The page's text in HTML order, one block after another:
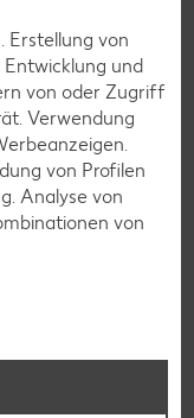
Erstellung von
und
von oder Zugriff
Verwendung
von Profilen
Analyse von
von